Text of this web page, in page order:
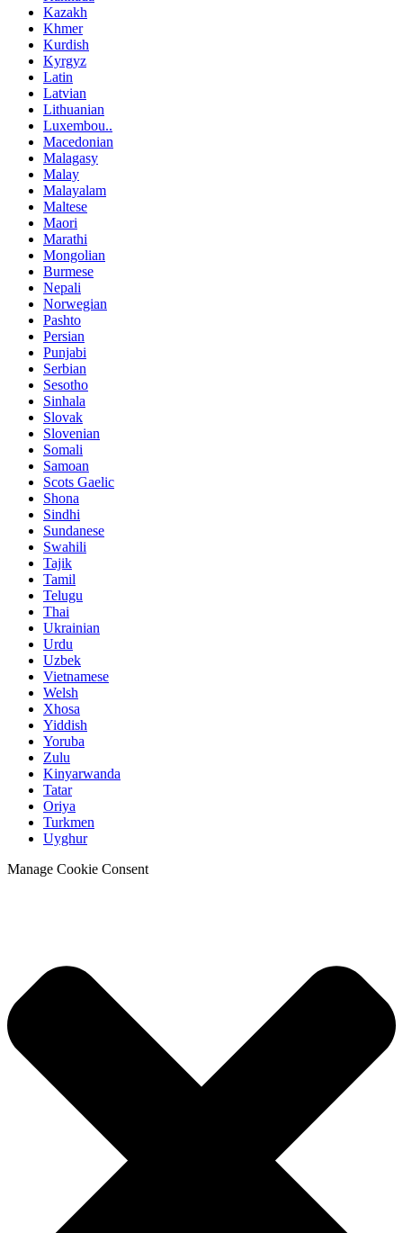
Kazakh
Khmer
Kurdish
Kyrgyz
Latin
Latvian
Lithuanian
Luxembou..
Macedonian
Malagasy
Malay
Malayalam
Maltese
Maori
Marathi
Mongolian
Burmese
Nepali
Norwegian
Pashto
Persian
Punjabi
Serbian
Sesotho
Sinhala
Slovak
Slovenian
Somali
Samoan
Scots Gaelic
Shona
Sindhi
Sundanese
Swahili
Tajik
Tamil
Telugu
Thai
Ukrainian
Urdu
Uzbek
Vietnamese
Welsh
Xhosa
Yiddish
Yoruba
Zulu
Kinyarwanda
Tatar
Oriya
Turkmen
Uyghur
Manage Cookie Consent